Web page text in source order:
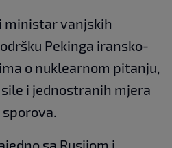
ministar vanjskih
Pekinga iransko-
o nuklearnom pitanju,
i jednostranih mjera